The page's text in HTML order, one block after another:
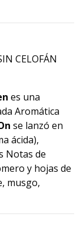
CELOFÁN
es una
Aromática
se lanzó en
ácida),
Notas de
y hojas de
musgo,